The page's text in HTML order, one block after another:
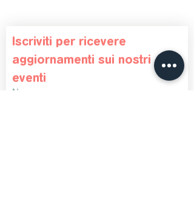
Iscriviti per ricevere
aggiornamenti sui nostri
eventi
Nome